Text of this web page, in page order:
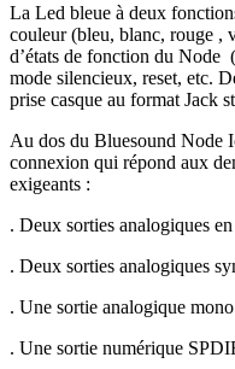
La Led bleue à deux
couleur (bleu, blanc, rouge ,
d’états de fonction du Node
mode silencieux, reset, etc.
prise casque au format Jack
Au dos du Bluesound Node
connexion qui répond aux
exigeants :
. Deux sorties analogiques
. Deux sorties analogiques
. Une sortie analogique
. Une sortie numérique